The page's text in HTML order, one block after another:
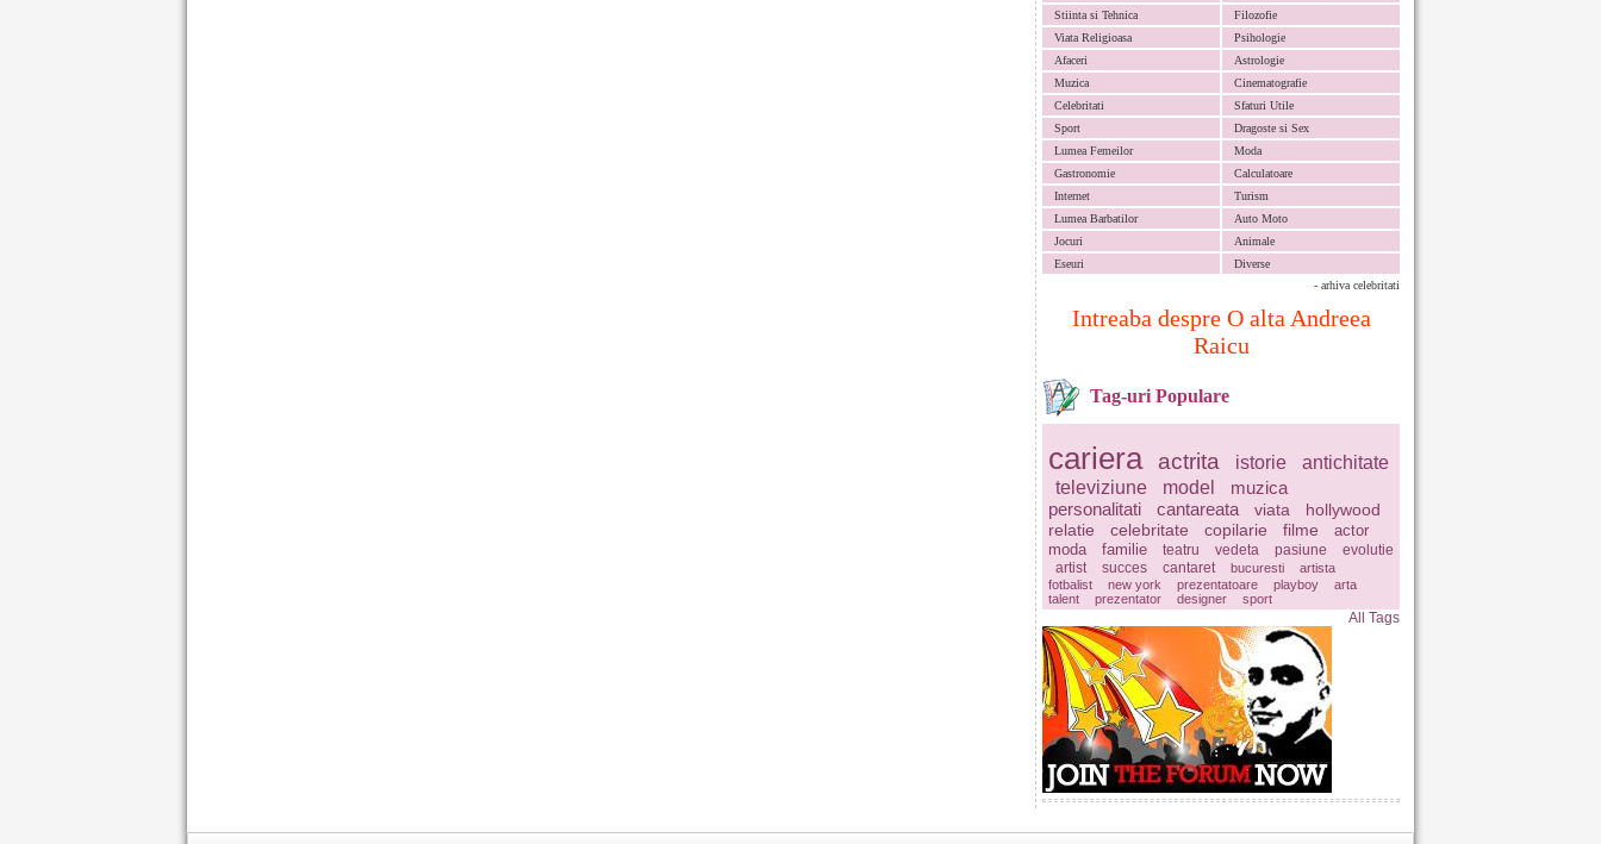
Stiinta si Tehnica
Filozofie
Viata Religioasa
Psihologie
Afaceri
Astrologie
Muzica
Cinematografie
Celebritati
Sfaturi Utile
Sport
Dragoste si Sex
Lumea Femeilor
Moda
Gastronomie
Calculatoare
Internet
Turism
Lumea Barbatilor
Auto Moto
Jocuri
Animale
Eseuri
Diverse
- arhiva celebritati
Intreaba despre O alta Andreea
Raicu
Tag-uri Populare
cariera actrita istorie
antichitate
televiziune
model
muzica
personalitati
cantareata viata
hollywood
relatie
celebritate copilarie filme
actor
moda
familie teatru vedeta pasiune
evolutie
artist
succes cantaret bucuresti
artista
fotbalist
new york prezentatoare playboy
arta
talent
prezentator designer sport
All Tags